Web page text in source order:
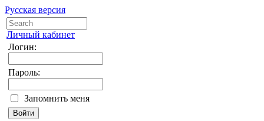
Русская версия
Личный кабинет
Логин:
Пароль:
Запомнить меня